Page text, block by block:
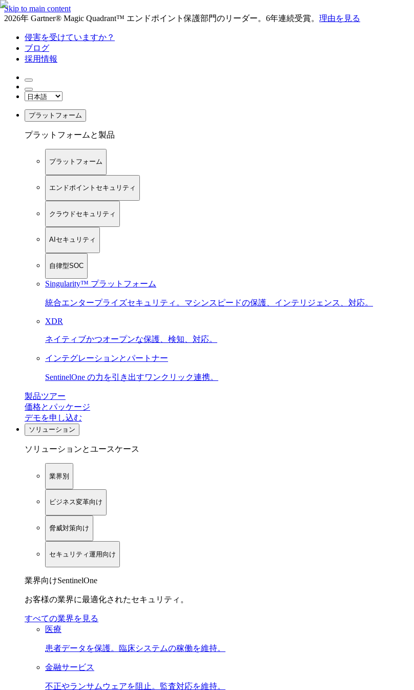
Skip to main content
2026年 Gartner® Magic Quadrant™ エンドポイント保護部門のリーダー。6年連続受賞。 理由を見る
侵害を受けていますか？
ブログ
採用情報
プラットフォーム
プラットフォームと製品
プラットフォーム
エンドポイントセキュリティ
クラウドセキュリティ
AIセキュリティ
自律型SOC
Singularity™ プラットフォーム
統合エンタープライズセキュリティ。マシンスピードの保護、インテリジェンス、対応。
XDR
ネイティブかつオープンな保護、検知、対応。
インテグレーションとパートナー
SentinelOne の力を引き出すワンクリック連携。
製品ツアー
価格とパッケージ
デモを申し込む
ソリューション
ソリューションとユースケース
業界別
ビジネス変革向け
脅威対策向け
セキュリティ運用向け
業界向けSentinelOne
お客様の業界に最適化されたセキュリティ。
すべての業界を見る
医療
患者データを保護。臨床システムの稼働を維持。
金融サービス
不正やランサムウェアを阻止。監査対応を維持。